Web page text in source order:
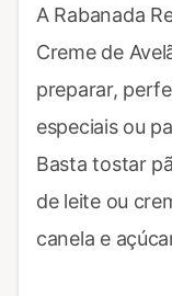
A Rabanada
Creme de
preparar,
especiais ou
Basta tostar
de leite ou
canela e